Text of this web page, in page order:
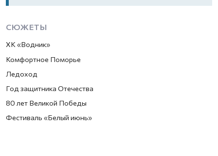
СЮЖЕТЫ
ХК «Водник»
Комфортное Поморье
Ледоход
Год защитника Отечества
80 лет Великой Победы
Фестиваль «Белый июнь»